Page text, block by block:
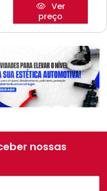
Ver
preço
nossas